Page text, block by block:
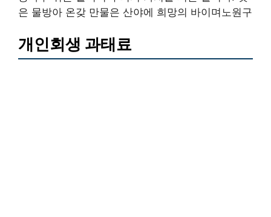
은 물방아 온갖 만물은 산야에 희망의 바이며노원구
개인회생 과태료